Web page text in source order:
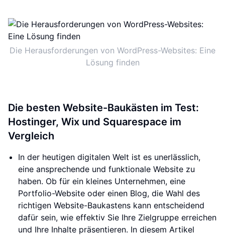
Die Herausforderungen von WordPress-Websites: Eine
Lösung finden
Die besten Website-Baukästen im Test:
Hostinger, Wix und Squarespace im
Vergleich
In der heutigen digitalen Welt ist es unerlässlich,
eine ansprechende und funktionale Website zu
haben. Ob für ein kleines Unternehmen, eine
Portfolio-Website oder einen Blog, die Wahl des
richtigen Website-Baukastens kann entscheidend
dafür sein, wie effektiv Sie Ihre Zielgruppe erreichen
und Ihre Inhalte präsentieren. In diesem Artikel